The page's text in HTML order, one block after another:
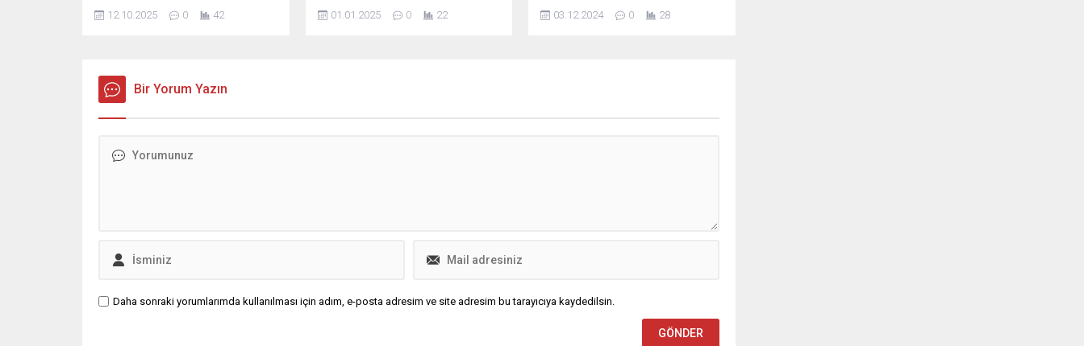
ülkeleri değerlendiren Türk
vatandaşlarının yeni adresi
dikkat çekiyor.
12.10.2025 0 42
çeken iPhone SE 4 modelini
tanıtmaya hazırlanıyor.
01.01.2025 0 22
enflasyon etkileri ve çalışanların
yaşam standartları hakkında en
03.12.2024 0 28
Bir Yorum Yazın
Daha sonraki yorumlarımda kullanılması için adım, e-posta adresim ve site adresim bu tarayıcıya kaydedilsin.